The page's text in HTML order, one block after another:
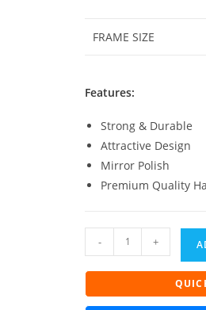
FRAME SIZE
Features:
Strong & Durable
Attractive Design
Mirror Polish
Premium Quality
Matador
Mars
Stylish
Pvc
- +